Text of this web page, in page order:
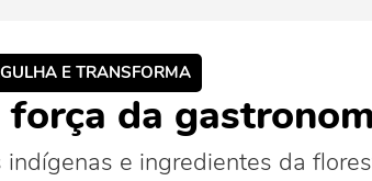
E TRANSFORMA
da
e ingredientes da